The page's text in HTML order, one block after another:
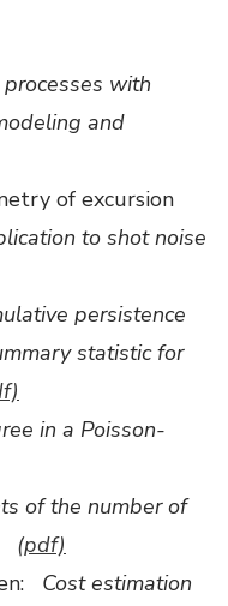
with
and
of excursion
to shot noise
persistence
statistic for
in a Poisson-
of the number of
(pdf)
Cost estimation